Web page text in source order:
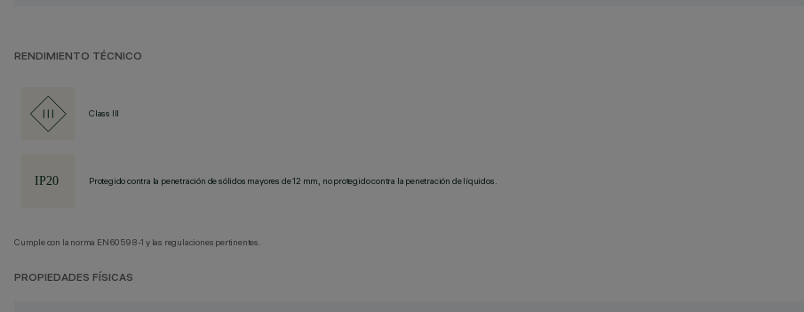
RENDIMIENTO TÉCNICO
Class III
Protegido contra la penetración de sólidos mayores de 12 mm, no protegido contra la penetración de líquidos.
Cumple con la norma EN60598-1 y las regulaciones pertinentes.
PROPIEDADES FÍSICAS